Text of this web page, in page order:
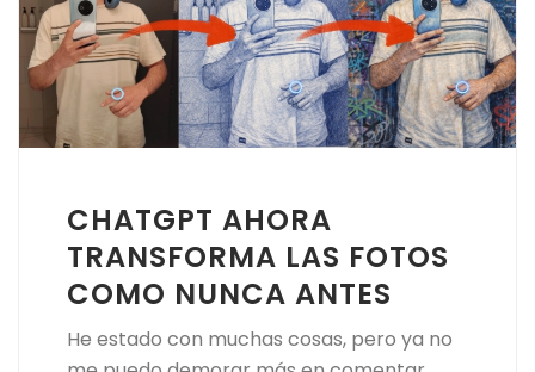
CHATGPT AHORA
TRANSFORMA LAS FOTOS
COMO NUNCA ANTES
He estado con muchas cosas, pero ya no